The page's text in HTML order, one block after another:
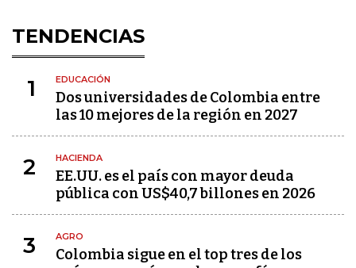
TENDENCIAS
1 EDUCACIÓN
Dos universidades de Colombia entre
las 10 mejores de la región en 2027
2 HACIENDA
EE.UU. es el país con mayor deuda
pública con US$40,7 billones en 2026
3 AGRO
Colombia sigue en el top tres de los